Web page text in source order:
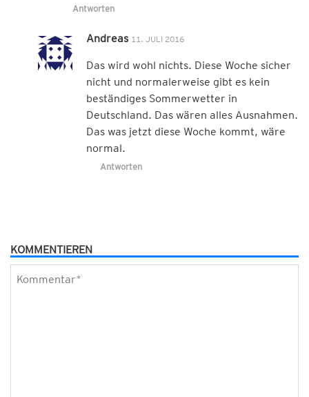
Antworten
Andreas 11. JULI 2016
Das wird wohl nichts. Diese Woche sicher
nicht und normalerweise gibt es kein
beständiges Sommerwetter in
Deutschland. Das wären alles Ausnahmen.
Das was jetzt diese Woche kommt, wäre
normal.
Antworten
KOMMENTIEREN